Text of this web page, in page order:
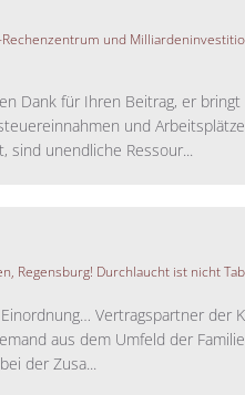
Rechenzentrum und
Dank für Ihren Beitrag, er
und
unendliche Ressour...
Regensburg! Durchlaucht ist nicht
Vertragspartner der
aus dem Umfeld der
der Zusa...